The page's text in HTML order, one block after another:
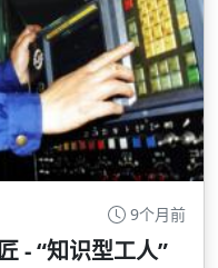
9个月前
- “知识型工人”